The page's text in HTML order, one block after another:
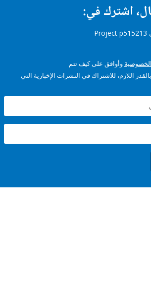
في:
وأوافق على كيف تتم
للاشتراك في النشرات الإخبارية التي